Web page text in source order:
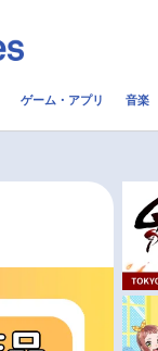
配
今期アニメ曜日別一覧
春アニメ
ゲーム・アプリ 音楽